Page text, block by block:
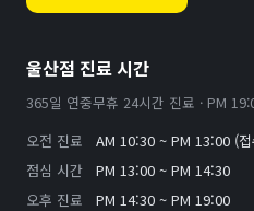
울산점 진료 시간
365일 연중무휴 24시간 진료 · PM
오전 진료
AM 10:30 ~ PM 13:00 (
점심 시간
PM 13:00 ~ PM 14:30
오후 진료
PM 14:30 ~ PM 19:00